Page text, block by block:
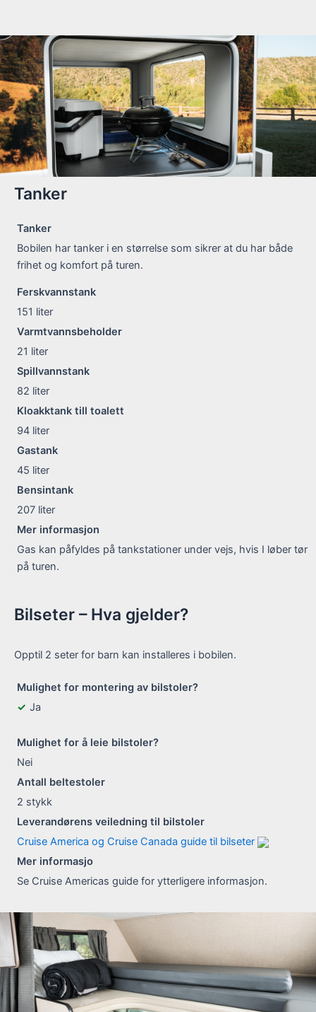
Tanker
Tanker
Bobilen har tanker i en størrelse som sikrer at du har både
frihet og komfort på turen.
Ferskvannstank
151 liter
Varmtvannsbeholder
21 liter
Spillvannstank
82 liter
Kloakktank till toalett
94 liter
Gastank
45 liter
Bensintank
207 liter
Mer informasjon
Gas kan påfyldes på tankstationer under vejs, hvis I løber tør
på turen.
Bilseter – Hva gjelder?
Opptil 2 seter for barn kan installeres i bobilen.
Mulighet for montering av bilstoler?
Ja
Mulighet for å leie bilstoler?
Nei
Antall beltestoler
2 stykk
Leverandørens veiledning til bilstoler
Cruise America og Cruise Canada guide til bilseter
Mer informasjo
Se Cruise Americas guide for ytterligere informasjon.